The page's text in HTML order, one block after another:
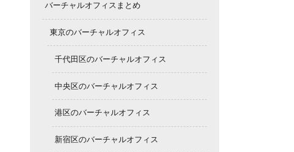
バーチャルオフィスまとめ
東京のバーチャルオフィス
千代田区のバーチャルオフィス
中央区のバーチャルオフィス
港区のバーチャルオフィス
新宿区のバーチャルオフィス